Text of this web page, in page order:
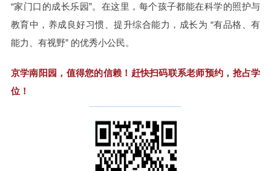
“家门口的成长乐园”。在这里，每个孩子都能在科学的照护与
教育中，养成良好习惯、提升综合能力，成长为 “有品格、有
能力、有视野” 的优秀小公民。
京学南阳园，值得您的信赖！赶快扫码联系老师预约，抢占学
位！